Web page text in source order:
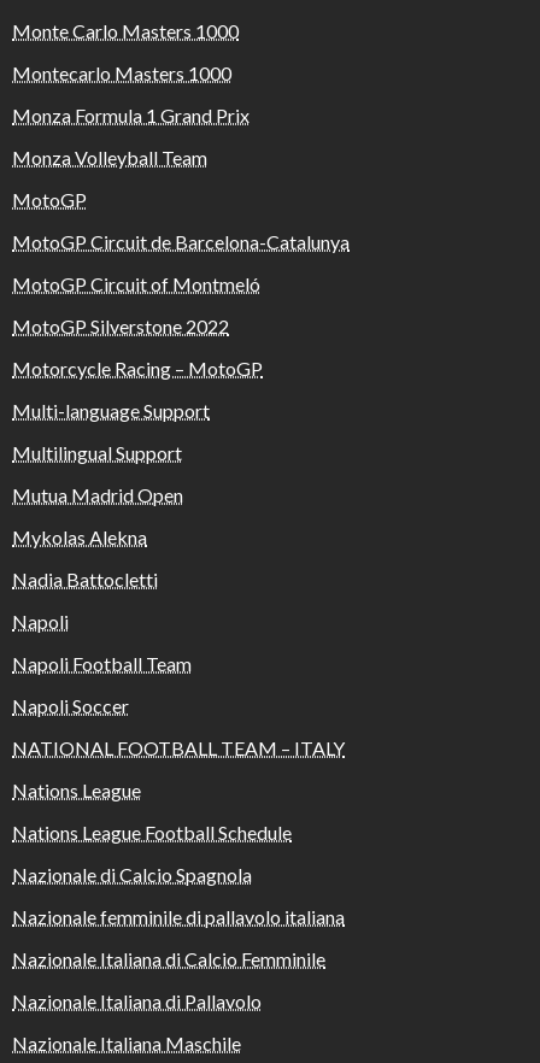
Monte Carlo Masters 1000
Montecarlo Masters 1000
Monza Formula 1 Grand Prix
Monza Volleyball Team
MotoGP
MotoGP Circuit de Barcelona-Catalunya
MotoGP Circuit of Montmeló
MotoGP Silverstone 2022
Motorcycle Racing – MotoGP
Multi-language Support
Multilingual Support
Mutua Madrid Open
Mykolas Alekna
Nadia Battocletti
Napoli
Napoli Football Team
Napoli Soccer
NATIONAL FOOTBALL TEAM – ITALY
Nations League
Nations League Football Schedule
Nazionale di Calcio Spagnola
Nazionale femminile di pallavolo italiana
Nazionale Italiana di Calcio Femminile
Nazionale Italiana di Pallavolo
Nazionale Italiana Maschile